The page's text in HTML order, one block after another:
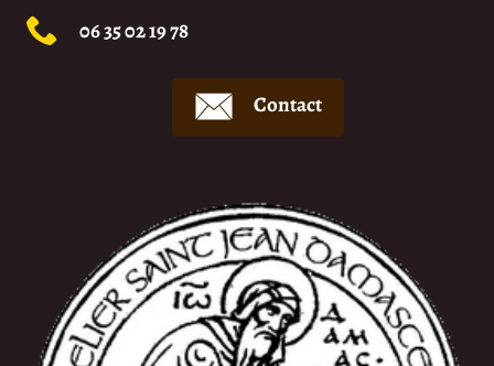
06 35 02 19 78
Contact